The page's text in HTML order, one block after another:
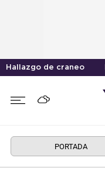
Hallazgo de craneo
PORTADA